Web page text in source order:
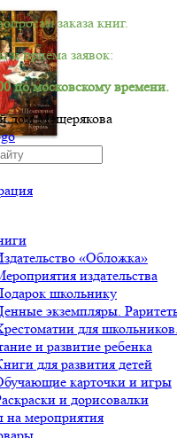
заказа книг.
и приёма заявок:
по московскому времени.
дом Мещерякова
«Обложка»
издательства
школьнику
экземпляры.
для
и развитие ребенка
для развития детей
карточки и игры
и дорисовалки
на мероприятия